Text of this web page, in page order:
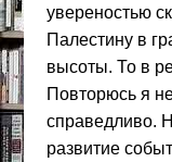
увереностью
Палестину в
высоты. То в
Повторюсь я
справедливо.
развитие